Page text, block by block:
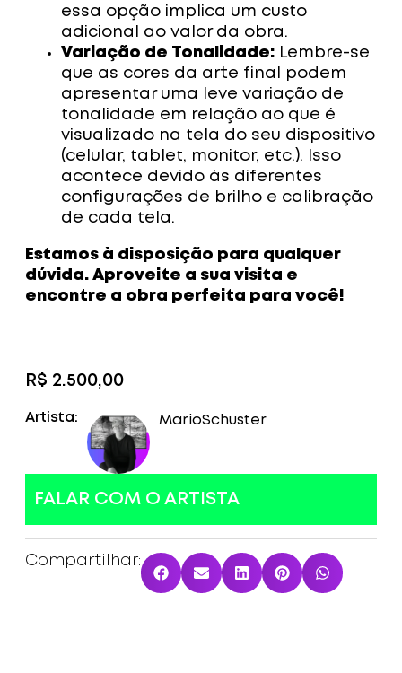
essa opção implica um custo
adicional ao valor da obra.
Variação de Tonalidade: Lembre-se
que as cores da arte final podem
apresentar uma leve variação de
tonalidade em relação ao que é
visualizado na tela do seu dispositivo
(celular, tablet, monitor, etc.). Isso
acontece devido às diferentes
configurações de brilho e calibração
de cada tela.
Estamos à disposição para qualquer
dúvida. Aproveite a sua visita e
encontre a obra perfeita para você!
R$ 2.500,00
Artista: MarioSchuster
FALAR COM O ARTISTA
Compartilhar: